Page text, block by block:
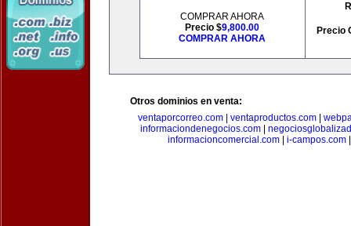
COMPRAR AHORA
Precio $9,800.00
COMPRAR AHORA
Precio
Otros dominios en venta:
ventaporcorreo.com
ventaproductos.com
informaciondenegocios.com|
informacioncomercial.com| i-campos.com